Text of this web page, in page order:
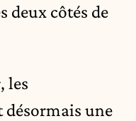
deux côtés de
, les
une